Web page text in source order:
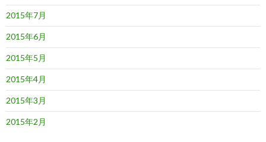
2015年7月
2015年6月
2015年5月
2015年4月
2015年3月
2015年2月